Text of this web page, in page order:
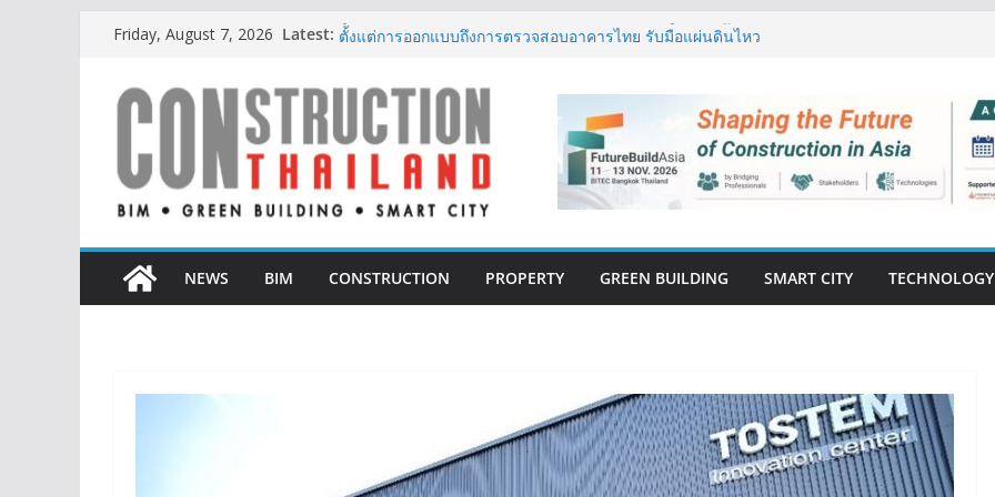
content
Friday, August 7, 2026 Latest: ผู้เชี่ยวชาญด้านวิศวกรรมโครงสร้างเสนอแผนปฏิรูปมาตรฐาน
สะดวกยิ่งขึ้น ภายใต้แนวคิด “More of What You Love”
BCT Expo 2026 ชูแนวคิด “Empowering Net Zero in
Construction & Mining” ขับเคลื่อนอุตสาหกรรมก่อสร้างและ
เหมืองแร่สู่สังคมคาร์บอนต่ำอย่างยั่งยืน
ลลิล พร็อพเพอร์ตี้ ก้าวสู่ปีที่ 40 ยึดลูกค้าเป็นศูนย์กลาง เดินหน้า
สร้างการเติบโตอย่างยั่งยืน
แห่งแรกในกระบี่
NEWS
BIM CONSTRUCTION PROPERTY GREEN BUILDING SMART CITY TECHNOLOGY
CONSTRUCTION
THAILAND : VOL.33
(May-Jun 2026)